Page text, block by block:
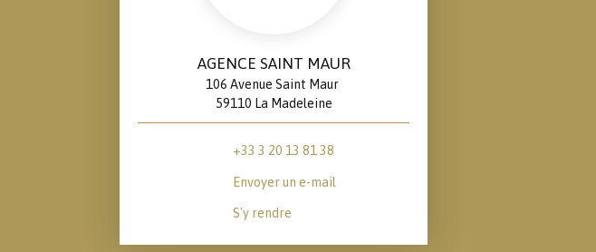
AGENCE SAINT MAUR
106 Avenue Saint Maur
59110 La Madeleine
+33 3 20 13 81 38
Envoyer un e-mail
S'y rendre